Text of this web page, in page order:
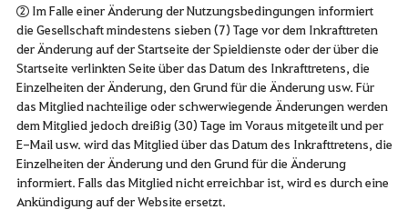
② Im Falle einer Änderung der Nutzungsbedingungen informiert
die Gesellschaft mindestens sieben (7) Tage vor dem Inkrafttreten
der Änderung auf der Startseite der Spieldienste oder der über die
Startseite verlinkten Seite über das Datum des Inkrafttretens, die
Einzelheiten der Änderung, den Grund für die Änderung usw. Für
das Mitglied nachteilige oder schwerwiegende Änderungen werden
dem Mitglied jedoch dreißig (30) Tage im Voraus mitgeteilt und per
E-Mail usw. wird das Mitglied über das Datum des Inkrafttretens, die
Einzelheiten der Änderung und den Grund für die Änderung
informiert. Falls das Mitglied nicht erreichbar ist, wird es durch eine
Ankündigung auf der Website ersetzt.